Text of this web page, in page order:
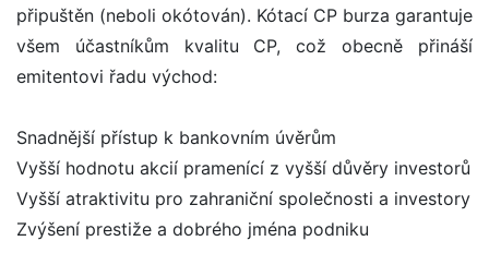
připuštěn (neboli okótován). Kótací CP burza garantuje
všem účastníkům kvalitu CP, což obecně přináší
emitentovi řadu východ:
Snadnější přístup k bankovním úvěrům
Vyšší hodnotu akcií pramenící z vyšší důvěry investorů
Vyšší atraktivitu pro zahraniční společnosti a investory
Zvýšení prestiže a dobrého jména podniku